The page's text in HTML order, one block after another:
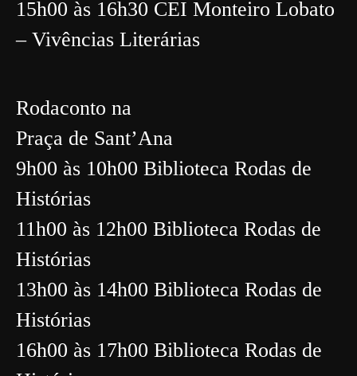
15h00 às 16h30 CEI Monteiro Lobato
– Vivências Literárias
Rodaconto na
Praça de Sant’Ana
9h00 às 10h00 Biblioteca Rodas de
Histórias
11h00 às 12h00 Biblioteca Rodas de
Histórias
13h00 às 14h00 Biblioteca Rodas de
Histórias
16h00 às 17h00 Biblioteca Rodas de